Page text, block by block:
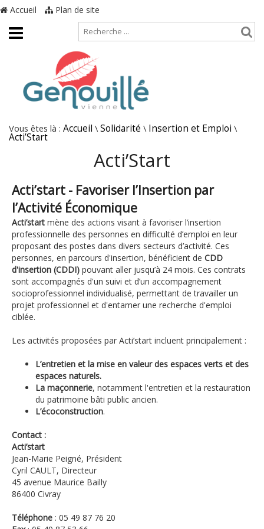
Accueil Plan de site
Vous êtes là : Accueil \ Solidarité \ Insertion et Emploi \
Acti’Start
Acti’Start
Acti’start - Favoriser l’Insertion par
l’Activité Économique
Acti’start mène des actions visant à favoriser l’insertion
professionnelle des personnes en difficulté d’emploi en leur
proposant des postes dans divers secteurs d’activité. Ces
personnes, en parcours d'insertion, bénéficient de CDD
d'insertion (CDDI) pouvant aller jusqu’à 24 mois. Ces contrats
sont accompagnés d'un suivi et d’un accompagnement
socioprofessionnel individualisé, permettant de travailler un
projet professionnel et d'entamer une recherche d'emploi
ciblée.
Les activités proposées par Acti’start incluent principalement :
L’entretien et la mise en valeur des espaces verts et des
espaces naturels.
La maçonnerie, notamment l'entretien et la restauration
du patrimoine bâti public ancien.
L’écoconstruction.
Contact :
Acti’start
Jean-Marie Peigné, Président
Cyril CAULT, Directeur
45 avenue Maurice Bailly
86400 Civray
Téléphone : 05 49 87 76 20